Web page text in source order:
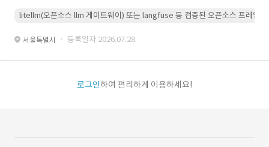
litellm(오픈소스 llm 게이트웨이) 또는 langfuse 등 검증된 오픈소스 프레임워
서울특별시 · 등록일자 2026.07.28.
로그인하여 편리하게 이용하세요!